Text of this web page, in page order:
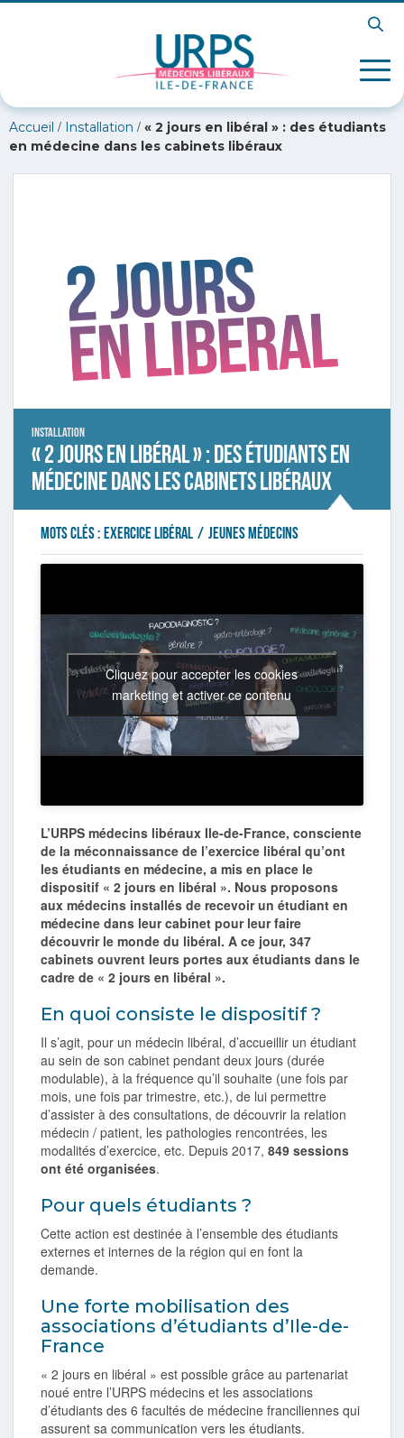
Accueil / Installation / « 2 jours en libéral » : des étudiants
en médecine dans les cabinets libéraux
Installation
« 2 jours en libéral » : des étudiants en
médecine dans les cabinets libéraux
Mots clés : exercice libéral / jeunes médecins
Cliquez pour accepter les cookies
marketing et activer ce contenu
L’URPS médecins libéraux Ile-de-France, consciente
de la méconnaissance de l’exercice libéral qu’ont
les étudiants en médecine, a mis en place le
dispositif « 2 jours en libéral ». Nous proposons
aux médecins installés de recevoir un étudiant en
médecine dans leur cabinet pour leur faire
découvrir le monde du libéral. A ce jour, 347
cabinets ouvrent leurs portes aux étudiants dans le
cadre de « 2 jours en libéral ».
En quoi consiste le dispositif ?
Il s’agit, pour un médecin libéral, d’accueillir un étudiant
au sein de son cabinet pendant deux jours (durée
modulable), à la fréquence qu’il souhaite (une fois par
mois, une fois par trimestre, etc.), de lui permettre
d’assister à des consultations, de découvrir la relation
médecin / patient, les pathologies rencontrées, les
modalités d’exercice, etc. Depuis 2017,849 sessions
ont été organisées.
Pour quels étudiants ?
Cette action est destinée à l’ensemble des étudiants
externes et internes de la région qui en font la
demande.
Une forte mobilisation des
associations d’étudiants d’Ile-de-
France
« 2 jours en libéral » est possible grâce au partenariat
noué entre l’URPS médecins et les associations
d’étudiants des 6 facultés de médecine franciliennes qui
assurent sa communication vers les étudiants.